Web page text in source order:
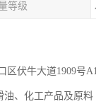
等级
伏牛大道1909号
、化工产品及原